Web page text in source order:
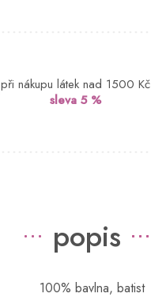
při nákupu látek nad 1500 Kč
sleva 5 %
popis
100% bavlna, batist